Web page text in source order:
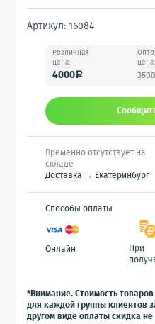
Артикул: 16084
Розничная
цена:
4000a
цена:
3500
Временно отсутствует на
складе
Доставка → Екатеринбург
Способы оплаты
Онлайн
При
*Внимание. Стоимость
для каждой группы клиентов
другом виде оплаты скидка